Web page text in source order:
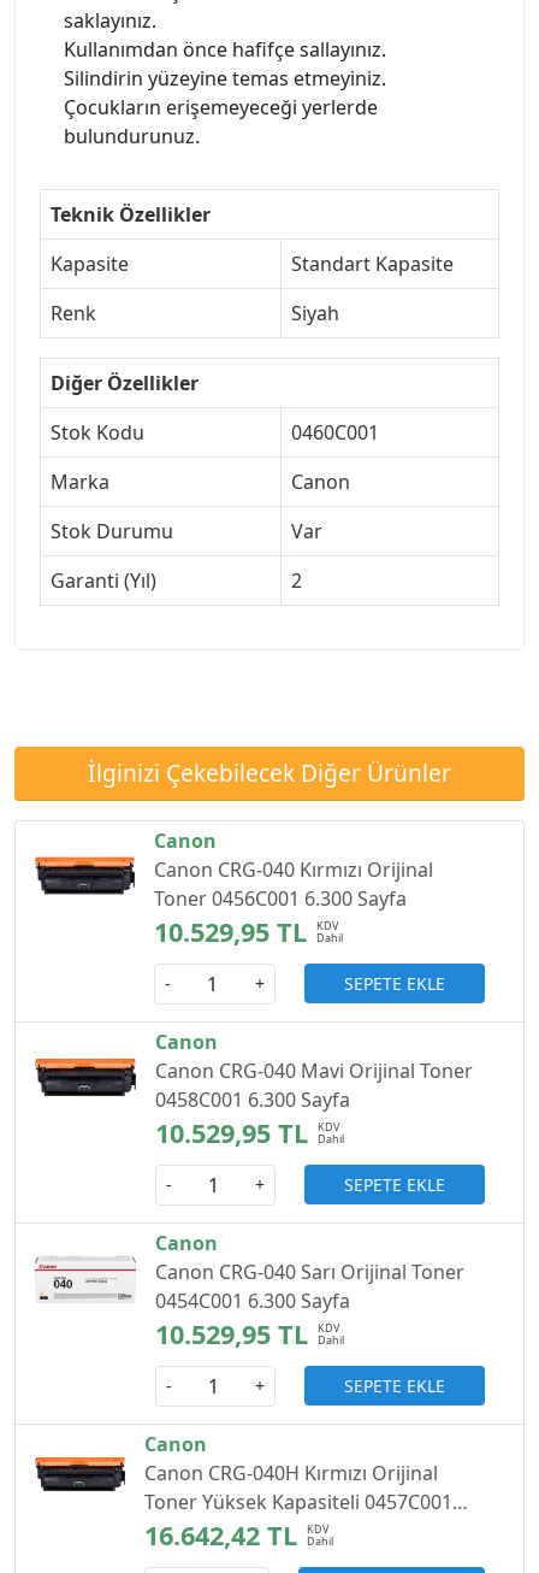
saklayınız.
Kullanımdan önce hafifçe sallayınız.
Silindirin yüzeyine temas etmeyiniz.
Çocukların erişemeyeceği yerlerde
bulundurunuz.
Teknik Özellikler
Kapasite
Standart Kapasite
Renk
Siyah
Diğer Özellikler
Stok Kodu
0460C001
Marka
Canon
Stok Durumu
Var
Garanti (Yıl)
2
İlginizi Çekebilecek Diğer Ürünler
Canon
Canon CRG-040 Kırmızı Orijinal
Toner 0456C001 6.300 Sayfa
10.529,95 TL
- + SEPETE EKLE
Canon
Canon CRG-040 Mavi Orijinal Toner
0458C001 6.300 Sayfa
10.529,95 TL
- + SEPETE EKLE
Canon
Canon CRG-040 Sarı Orijinal Toner
0454C001 6.300 Sayfa
10.529,95 TL
- + SEPETE EKLE
Canon
Canon CRG-040H Kırmızı Orijinal
Toner Yüksek Kapasiteli 0457C001
10.000 Sayfa
16.642,42 TL